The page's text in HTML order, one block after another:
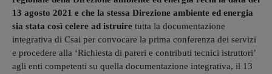
13 agosto 2021 e che la stessa Direzione ambiente ed energia
sia stata così celere ad istruire tutta la documentazione
integrativa di Csai per convocare la prima conferenza dei servizi
e procedere alla ‘Richiesta di pareri e contributi tecnici istruttori’
agli enti competenti su quella documentazione integrativa, il 13